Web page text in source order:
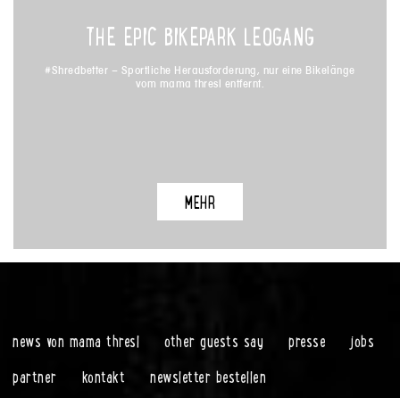
THE EPIC BIKEPARK LEOGANG
#Shredbetter – Sportliche Herausforderung, nur eine Bikelänge
vom mama thresl entfernt.
MEHR
THE EPIC BIKEPARK LEOGANG
#Shredbetter – Sportliche Herausforderung, nur eine Bikelänge
vom mama thresl entfernt.
MEHR
news von mama thresl other guests say presse
jobs
partner
kontakt
newsletter bestellen